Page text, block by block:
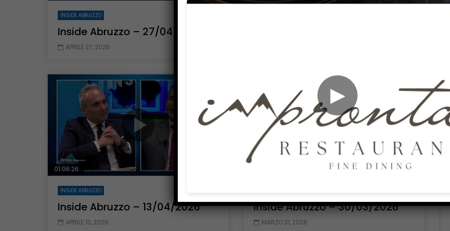
INSIDE ABRUZZO
Inside Abruzzo – 27/04/2026
APRILE 27, 2026
01:06:26
INSIDE ABRUZZO
Inside Abruzzo – 13/04/2026
APRILE 13, 2026
Inside Abruzzo – 30/03/2026
MARZO 31, 2026
►